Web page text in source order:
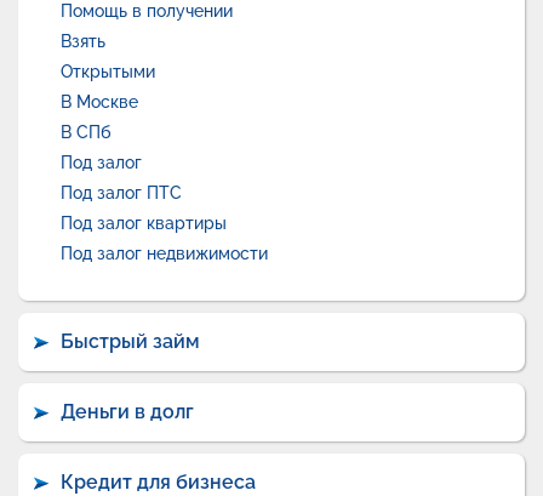
Помощь в получении
Взять
Открытыми
В Москве
В СПб
Под залог
Под залог ПТС
Под залог квартиры
Под залог недвижимости
Быстрый займ
Деньги в долг
Кредит для бизнеса